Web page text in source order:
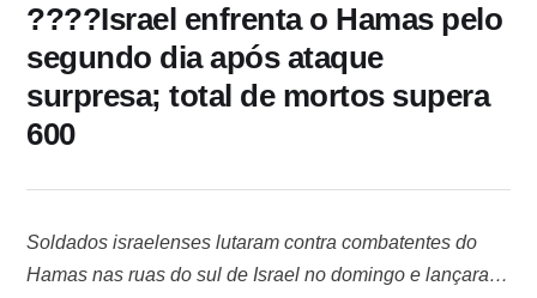
????Israel enfrenta o Hamas pelo
segundo dia após ataque
surpresa; total de mortos supera
600
Soldados israelenses lutaram contra combatentes do
Hamas nas ruas do sul de Israel no domingo e lançaram